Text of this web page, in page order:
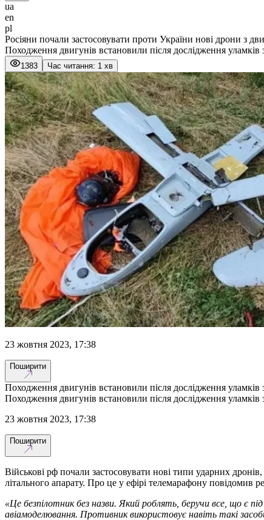
ua
en
pl
Росіяни почали застосовувати проти України нові дрони з
Походження двигунів встановили після дослідження уламків
1383 Час читання: 1 хв
23 жовтня 2023, 17:38
Поширити
Походження двигунів встановили після дослідження уламків
Походження двигунів встановили після дослідження уламків
23 жовтня 2023, 17:38
Поширити
Військові рф почали застосовувати нові типи ударних
літального апарату. Про це у ефірі телемарафону
«Це безпілотник без назви. Який роблять, беручи все, що є
авіамоделювання. Противник використовує навіть такі